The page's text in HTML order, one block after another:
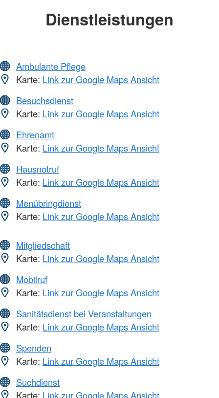
Dienstleistungen
Ambulante Pflege
Karte: Link zur Google Maps Ansicht
Besuchsdienst
Karte: Link zur Google Maps Ansicht
Ehrenamt
Karte: Link zur Google Maps Ansicht
Hausnotruf
Karte: Link zur Google Maps Ansicht
Menübringdienst
Karte: Link zur Google Maps Ansicht
Mitgliedschaft
Karte: Link zur Google Maps Ansicht
Mobilruf
Karte: Link zur Google Maps Ansicht
Sanitätsdienst bei Veranstaltungen
Karte: Link zur Google Maps Ansicht
Spenden
Karte: Link zur Google Maps Ansicht
Suchdienst
Karte: Link zur Google Maps Ansicht